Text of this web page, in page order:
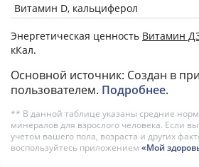
Витамин D, кальциферол
Энергетическая ценность Витамин
кКал.
Основной источник: Создан в
пользователем. Подробнее.
** В данной таблице указаны средние
минералов для взрослого человека. Если
учетом вашего пола, возраста и других
воспользуйтесь приложением «Мой